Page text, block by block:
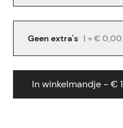
Geen extra's | + € 0,00
In winkelmandje - €